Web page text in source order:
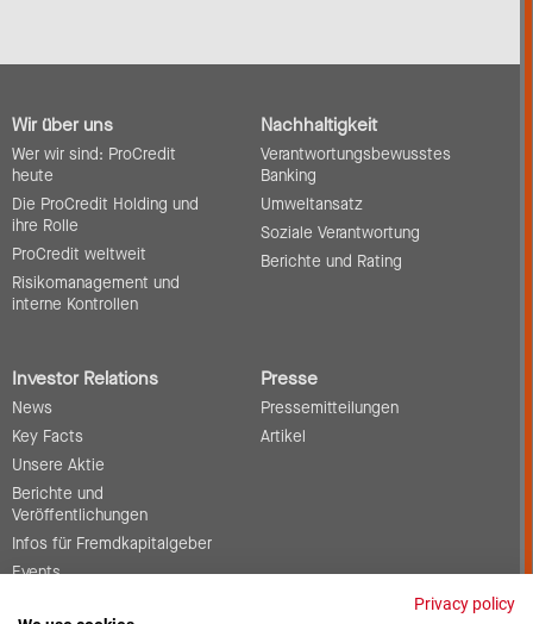
Wir über uns
Wer wir sind: ProCredit
heute
Die ProCredit Holding und
ihre Rolle
ProCredit weltweit
Risikomanagement und
interne Kontrollen
Nachhaltigkeit
Verantwortungsbewusstes
Banking
Umweltansatz
Soziale Verantwortung
Berichte und Rating
Investor Relations
News
Key Facts
Unsere Aktie
Berichte und
Veröffentlichungen
Infos für Fremdkapitalgeber
Events
Presse
Pressemitteilungen
Artikel
Privacy policy